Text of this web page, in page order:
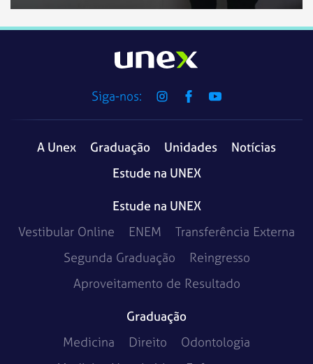
Siga-nos:
A Unex Graduação Unidades
Notícias
Estude na UNEX
Estude na UNEX
Vestibular Online
ENEM
Transferência Externa
Segunda Graduação
Reingresso
Aproveitamento de Resultado
Graduação
Medicina
Direito
Odontologia